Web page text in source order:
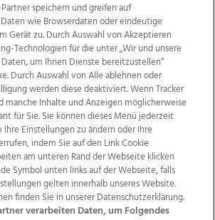
Mediadaten Kontakt
Jobs
Impressum
AGB Anzeigekunden
Ehrenkodex Politische Werbung
speichern und greifen auf
wie Browserdaten oder eindeutige
Gerät zu. Durch Auswahl von Akzeptieren
Technologien für die unter „Wir und unsere
um Ihnen Dienste bereitzustellen“
Durch Auswahl von Alle ablehnen oder
werden diese deaktiviert. Wenn Tracker
manche Inhalte und Anzeigen möglicherweise
für Sie. Sie können dieses Menü jederzeit
Einstellungen zu ändern oder Ihre
indem Sie auf den Link Cookie
am unteren Rand der Webseite klicken
Symbol unten links auf der Webseite, falls
gelten innerhalb unseres Website.
finden Sie in unserer Datenschutzerklärung.
verarbeiten Daten, um Folgendes